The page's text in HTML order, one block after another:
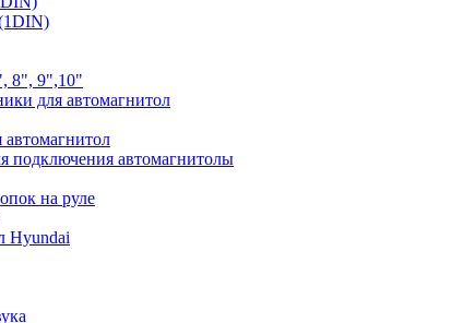
8", 9",10"
для автомагнитол
подключения автомагнитолы
на руле
Hyundai